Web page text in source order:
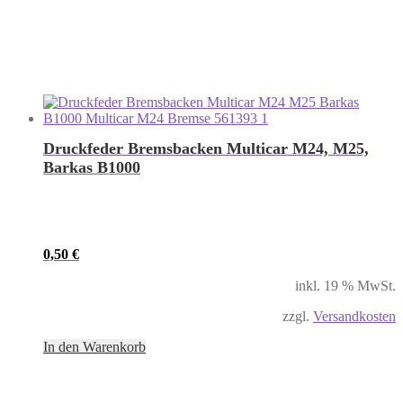
Druckfeder Bremsbacken Multicar M24, M25,
Barkas B1000
0,50 €
inkl. 19 % MwSt.
zzgl. Versandkosten
In den Warenkorb